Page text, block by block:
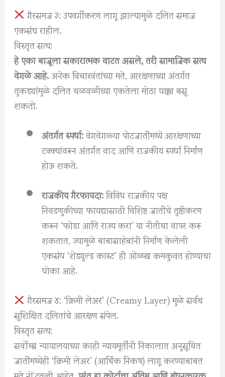
गैरसमज ३: उपवर्गीकरण लागू झाल्यामुळे दलित समाज
एकसंघ राहील.
⁠विस्तृत सत्य:
हे एका बाजूला सकारात्मक वाटत असले, तरी सामाजिक सत्य
वेगळे आहे.अनेक विचारवंतांच्या मते, आरक्षणाच्या अंतर्गत
तुकड्यांमुळे दलित चळवळीच्या एकतेला मोठा धक्का बसू
शकतो.
अंतर्गत स्पर्धा:वेगवेगळ्या पोटजातींमध्ये आरक्षणाच्या
टक्क्यांवरून अंतर्गत वाद आणि राजकीय स्पर्धा निर्माण
होऊ शकते.
राजकीय गैरफायदा:विविध राजकीय पक्ष
निवडणुकीच्या फायद्यासाठी विशिष्ट जातींचे तुष्टीकरण
करून ‘फोडा आणि राज्य करा’ या नीतीचा वापर करू
शकतात, ज्यामुळे बाबासाहेबांनी निर्माण केलेली
एकसंध ‘शेड्युल्ड कास्ट’ ही ओळख कमकुवत होण्याचा
धोका आहे.
गैरसमज ४: ‘क्रिमी लेअर’ (Creamy Layer) मुळे सर्वच
सुशिक्षित दलितांचे आरक्षण संपेल.
⁠विस्तृत सत्य:
सर्वोच्च न्यायालयाच्या काही न्यायमूर्तींनी निकालात अनुसूचित
जातींमध्येही ‘क्रिमी लेअर’ (आर्थिक निकष) लागू करण्याबाबत